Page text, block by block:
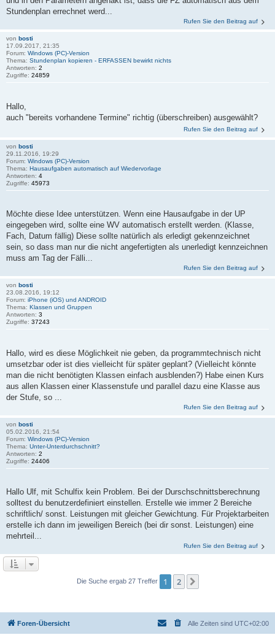
Stundenplan errechnet werd...
Rufen Sie den Beitrag auf
von bosti
17.09.2017, 21:35
Forum: Windows (PC)-Version
Thema: Stundenplan kopieren - ERFASSEN bewirkt nichts
Antworten: 2
Zugriffe: 24859
Hallo,
auch "bereits vorhandene Termine" richtig (überschreiben) ausgewählt?
Rufen Sie den Beitrag auf
von bosti
29.11.2016, 19:29
Forum: Windows (PC)-Version
Thema: Hausaufgaben automatisch auf Wiedervorlage
Antworten: 4
Zugriffe: 45973
Möchte diese Idee unterstützen. Wenn eine Hausaufgabe in der UP
eingegeben wird, sollte eine WV automatisch erstellt werden. (Klasse,
Fach, Datum fällig) Diese sollte natürlich als erledigt gekennzeichnet
sein, so dass man nur die nicht angefertigten als unerledigt kennzeichnen
muss am Tag der Fälli...
Rufen Sie den Beitrag auf
von bosti
23.08.2016, 19:12
Forum: iPhone (iOS) und ANDROID
Thema: Klassen und Gruppen
Antworten: 3
Zugriffe: 37243
Hallo, wird es diese Möglichkeit nie geben, da programmtechnisch nicht
umsetzbar oder ist dies vielleicht für später geplant? (Vielleicht könnte
man die nicht benötigten Klassen einfach ausblenden?) Habe einen Kurs
aus allen Klassen einer Klassenstufe und parallel dazu eine Klasse aus
der Stufe, so ...
Rufen Sie den Beitrag auf
von bosti
05.02.2016, 21:54
Forum: Windows (PC)-Version
Thema: Unter-Unterdurchschnitt?
Antworten: 2
Zugriffe: 24406
Hallo Ulf, mit Schulfix kein Problem. Bei der Durschschnittsberechnung
solltest du benutzerdefiniert einstellen. Erstelle wie immer 2 Bereiche
schriftlich/ sonst. Leistungen mit gleicher Gewichtung. Für Projektarbeiten
erstelle ich dann im jeweiligen Bereich (bei dir sonst. Leistungen) eine
mehrteil...
Rufen Sie den Beitrag auf
Die Suche ergab 27 Treffer 1 2
Foren-Übersicht Alle Zeiten sind UTC+02:00